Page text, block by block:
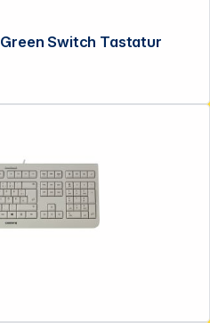
Razer BlackWidow V4 Pro Green Switch Tastatur